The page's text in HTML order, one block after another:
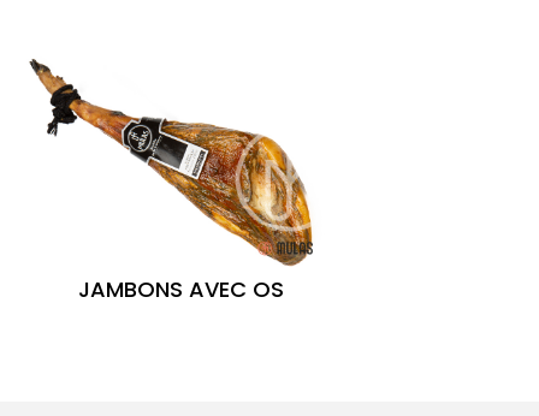
JAMBONS AVEC OS